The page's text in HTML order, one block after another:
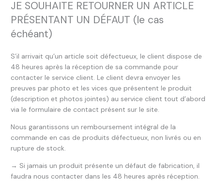
JE SOUHAITE RETOURNER UN ARTICLE
PRÉSENTANT UN DÉFAUT (le cas
échéant)
S’il arrivait qu’un article soit défectueux, le client dispose de
48 heures après la réception de sa commande pour
contacter le service client. Le client devra envoyer les
preuves par photo et les vices que présentent le produit
(description et photos jointes) au service client tout d’abord
via le formulaire de contact présent sur le site.
Nous garantissons un remboursement intégral de la
commande en cas de produits défectueux, non livrés ou en
rupture de stock.
→ Si jamais un produit présente un défaut de fabrication, il
faudra nous contacter dans les 48 heures après réception.